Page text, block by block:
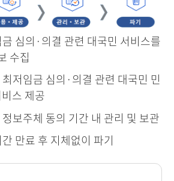
심의·의결 관련 대국민 서비스를
수집
최저임금 심의·의결 관련 대국민 민
스 제공
정보주체 동의 기간 내 관리 및 보관
만료 후 지체없이 파기